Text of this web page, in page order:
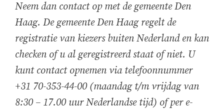
Neem dan contact op met de gemeente Den
Haag. De gemeente Den Haag regelt de
registratie van kiezers buiten Nederland en kan
checken of u al geregistreerd staat of niet. U
kunt contact opnemen via telefoonnummer
+31 70-353-44-00 (maandag t/m vrijdag van
8:30 – 17.00 uur Nederlandse tijd) of per e-